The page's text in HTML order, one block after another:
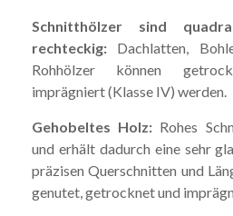
Schnitthölzer sind
rechteckig:Dachlatten,
Rohhölzer können
imprägniert (Klasse IV) werden.
Gehobeltes Holz: Rohes
und erhält dadurch eine sehr
präzisen Querschnitten und
genutet, getrocknet und